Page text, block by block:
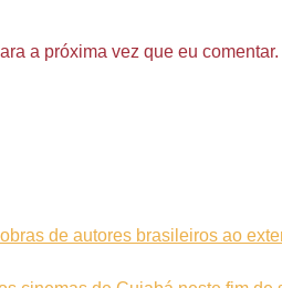
a próxima vez que eu comentar.
de autores brasileiros ao